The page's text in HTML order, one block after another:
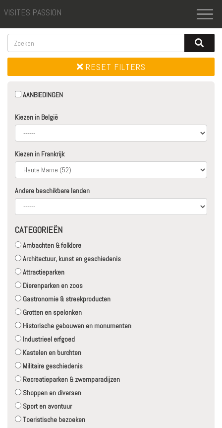
VISITES PASSION
RESET FILTERS
AANBIEDINGEN
Kiezen in België
Kiezen in Frankrijk
Andere beschikbare landen
CATEGORIEËN
Ambachten & folklore
Architectuur, kunst en geschiedenis
Attractieparken
Dierenparken en zoos
Gastronomie & streekproducten
Grotten en spelonken
Historische gebouwen en monumenten
Industrieel erfgoed
Kastelen en burchten
Militaire geschiedenis
Recreatieparken & zwemparadijzen
Shoppen en diversen
Sport en avontuur
Toeristische bezoeken